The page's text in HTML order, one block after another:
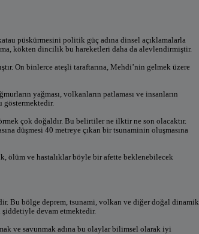
püskürmesini politik güç adına dinsel açıklamalarla
kökten dincilik bu hareketleri daha da alevlendirmiştir.
On binlerce ateşli taraftarına, Mehdi’nin gelmek üzere
yağması, volkanların patlaması ve insanların
çok doğaldır. Bu belirtiler ne ilktir ne son olacaktır.
düşmesi 40 metreye çıkan bir tsunaminin oluşmasına
ölüm ve hastalıklar böyle bir afette beklenebilecek
Bu bölge deprem, tsunami, volkan ve diğer doğal dinamik
devam etmektedir.
ve savunmak adına bu olaylar bilimsel olarak iyi